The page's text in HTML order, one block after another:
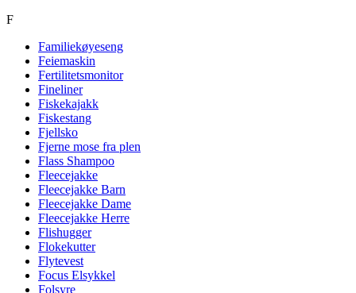
F
Familiekøyeseng
Feiemaskin
Fertilitetsmonitor
Fineliner
Fiskekajakk
Fiskestang
Fjellsko
Fjerne mose fra plen
Flass Shampoo
Fleecejakke
Fleecejakke Barn
Fleecejakke Dame
Fleecejakke Herre
Flishugger
Flokekutter
Flytevest
Focus Elsykkel
Folsyre